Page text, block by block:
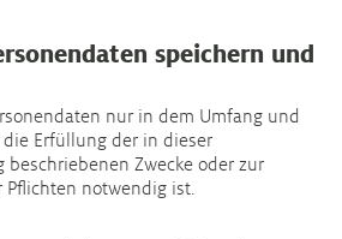
speichern und
nur in dem Umfang und
Erfüllung der in dieser
beschriebenen Zwecke oder zur
notwendig ist.